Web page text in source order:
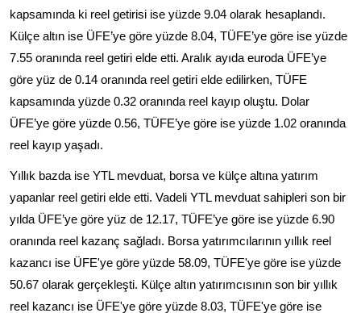
kapsamında ki reel getirisi ise yüzde 9.04 olarak hesaplandı.
Külçe altın ise ÜFE’ye göre yüzde 8.04, TÜFE’ye göre ise yüzde
7.55 oranında reel getiri elde etti. Aralık ayıda euroda ÜFE’ye
göre yüz de 0.14 oranında reel getiri elde edilirken, TÜFE
kapsamında yüzde 0.32 oranında reel kayıp oluştu. Dolar
ÜFE’ye göre yüzde 0.56, TÜFE’ye göre ise yüzde 1.02 oranında
reel kayıp yaşadı.
Yıllık bazda ise YTL mevduat, borsa ve külçe altına yatırım
yapanlar reel getiri elde etti. Vadeli YTL mevduat sahipleri son bir
yılda ÜFE’ye göre yüz de 12.17, TÜFE’ye göre ise yüzde 6.90
oranında reel kazanç sağladı. Borsa yatırımcılarının yıllık reel
kazancı ise ÜFE'ye göre yüzde 58.09, TÜFE'ye göre ise yüzde
50.67 olarak gerçekleşti. Külçe altın yatırımcısının son bir yıllık
reel kazancı ise ÜFE'ye göre yüzde 8.03, TÜFE'ye göre ise